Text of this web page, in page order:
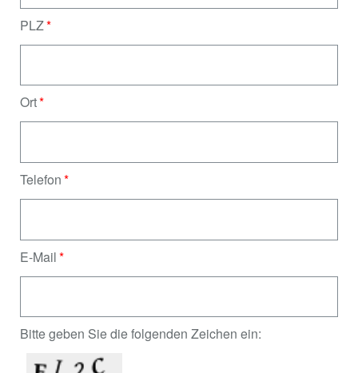
PLZ
Ort
Telefon
E-Mail
Bitte geben Sie die folgenden Zeichen ein: